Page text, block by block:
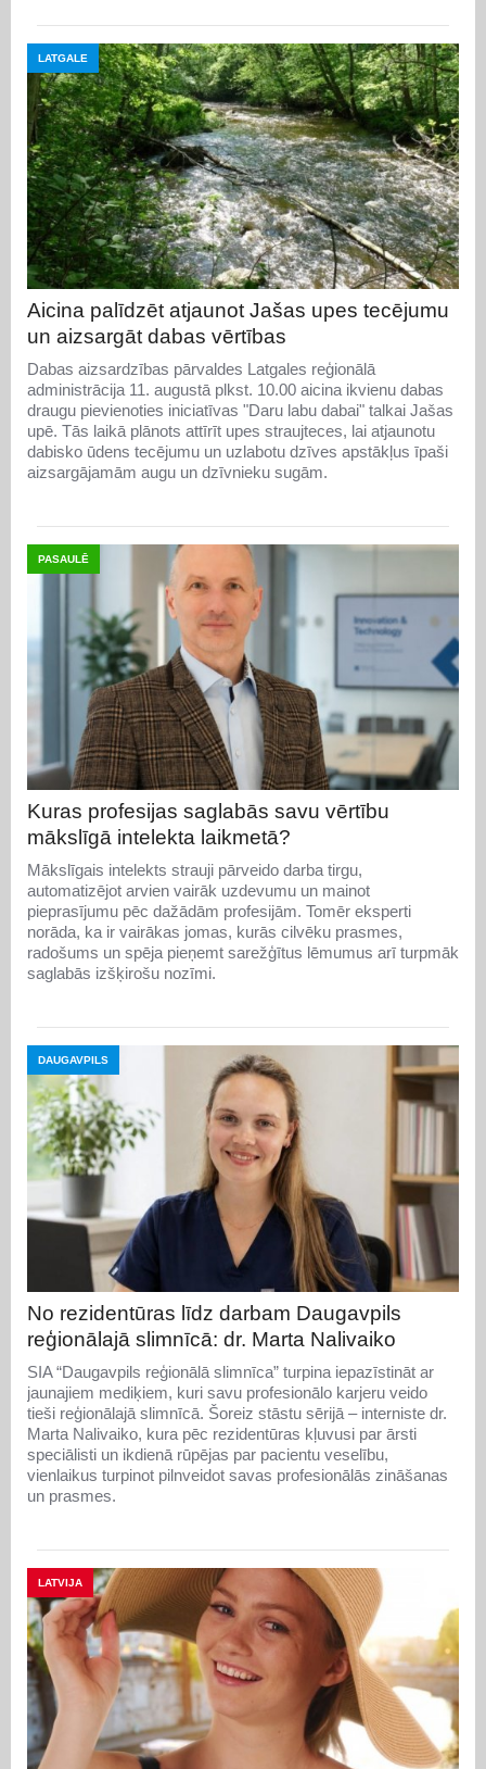
LATGALE
Aicina palīdzēt atjaunot Jašas upes tecējumu
un aizsargāt dabas vērtības
Dabas aizsardzības pārvaldes Latgales reģionālā
administrācija 11. augustā plkst. 10.00 aicina ikvienu dabas
draugu pievienoties iniciatīvas "Daru labu dabai" talkai Jašas
upē. Tās laikā plānots attīrīt upes straujteces, lai atjaunotu
dabisko ūdens tecējumu un uzlabotu dzīves apstākļus īpaši
aizsargājamām augu un dzīvnieku sugām.
PASAULĒ
Kuras profesijas saglabās savu vērtību
mākslīgā intelekta laikmetā?
Mākslīgais intelekts strauji pārveido darba tirgu,
automatizējot arvien vairāk uzdevumu un mainot
pieprasījumu pēc dažādām profesijām. Tomēr eksperti
norāda, ka ir vairākas jomas, kurās cilvēku prasmes,
radošums un spēja pieņemt sarežģītus lēmumus arī turpmāk
saglabās izšķirošu nozīmi.
DAUGAVPILS
No rezidentūras līdz darbam Daugavpils
reģionālajā slimnīcā: dr. Marta Nalivaiko
SIA “Daugavpils reģionālā slimnīca” turpina iepazīstināt ar
jaunajiem mediķiem, kuri savu profesionālo karjeru veido
tieši reģionālajā slimnīcā. Šoreiz stāstu sērijā – interniste dr.
Marta Nalivaiko, kura pēc rezidentūras kļuvusi par ārsti
speciālisti un ikdienā rūpējas par pacientu veselību,
vienlaikus turpinot pilnveidot savas profesionālās zināšanas
un prasmes.
LATVIJA